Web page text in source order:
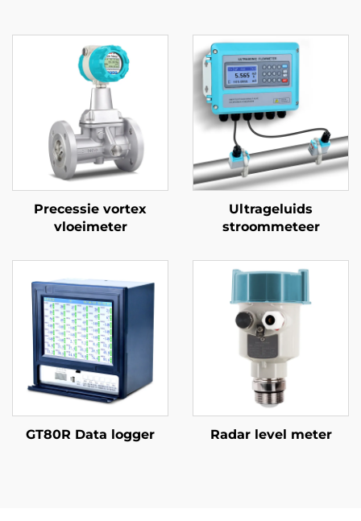
Precessie vortex
vloeimeter
Ultrageluids
stroommeteer
GT80R Data logger Radar level meter